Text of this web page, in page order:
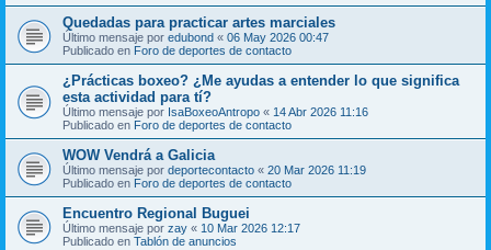
Quedadas para practicar artes marciales
Último mensaje por edubond « 06 May 2026 00:47
Publicado en Foro de deportes de contacto
¿Prácticas boxeo? ¿Me ayudas a entender lo que significa
esta actividad para tí?
Último mensaje por IsaBoxeoAntropo « 14 Abr 2026 11:16
Publicado en Foro de deportes de contacto
WOW Vendrá a Galicia
Último mensaje por deportecontacto « 20 Mar 2026 11:19
Publicado en Foro de deportes de contacto
Encuentro Regional Buguei
Último mensaje por zay « 10 Mar 2026 12:17
Publicado en Tablón de anuncios